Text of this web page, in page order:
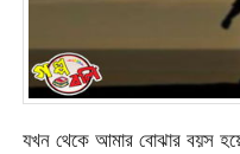
যখন থেকে আমার বোঝার বয়স